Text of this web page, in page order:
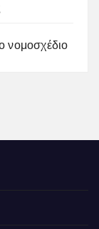
νομοσχέδιο